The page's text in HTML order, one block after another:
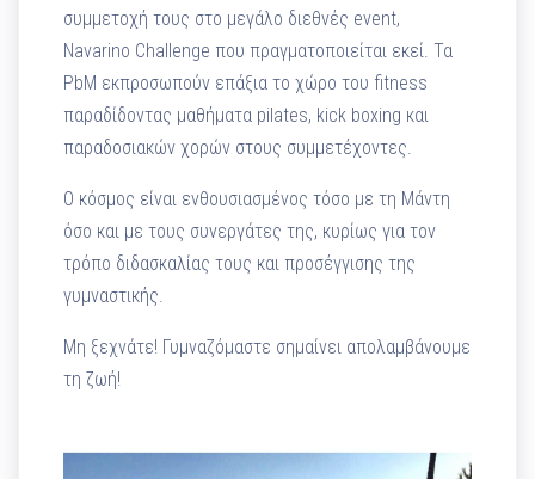
συμμετοχή τους στο μεγάλο διεθνές event,
Navarino Challenge που πραγματοποιείται εκεί. Τα
PbM εκπροσωπούν επάξια το χώρο του fitness
παραδίδοντας μαθήματα pilates, kick boxing και
παραδοσιακών χορών στους συμμετέχοντες.
Ο κόσμος είναι ενθουσιασμένος τόσο με τη Μάντη
όσο και με τους συνεργάτες της, κυρίως για τον
τρόπο διδασκαλίας τους και προσέγγισης της
γυμναστικής.
Μη ξεχνάτε! Γυμναζόμαστε σημαίνει απολαμβάνουμε
τη ζωή!